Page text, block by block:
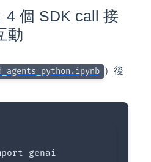
4 個 SDK call 接
動
）後
genai